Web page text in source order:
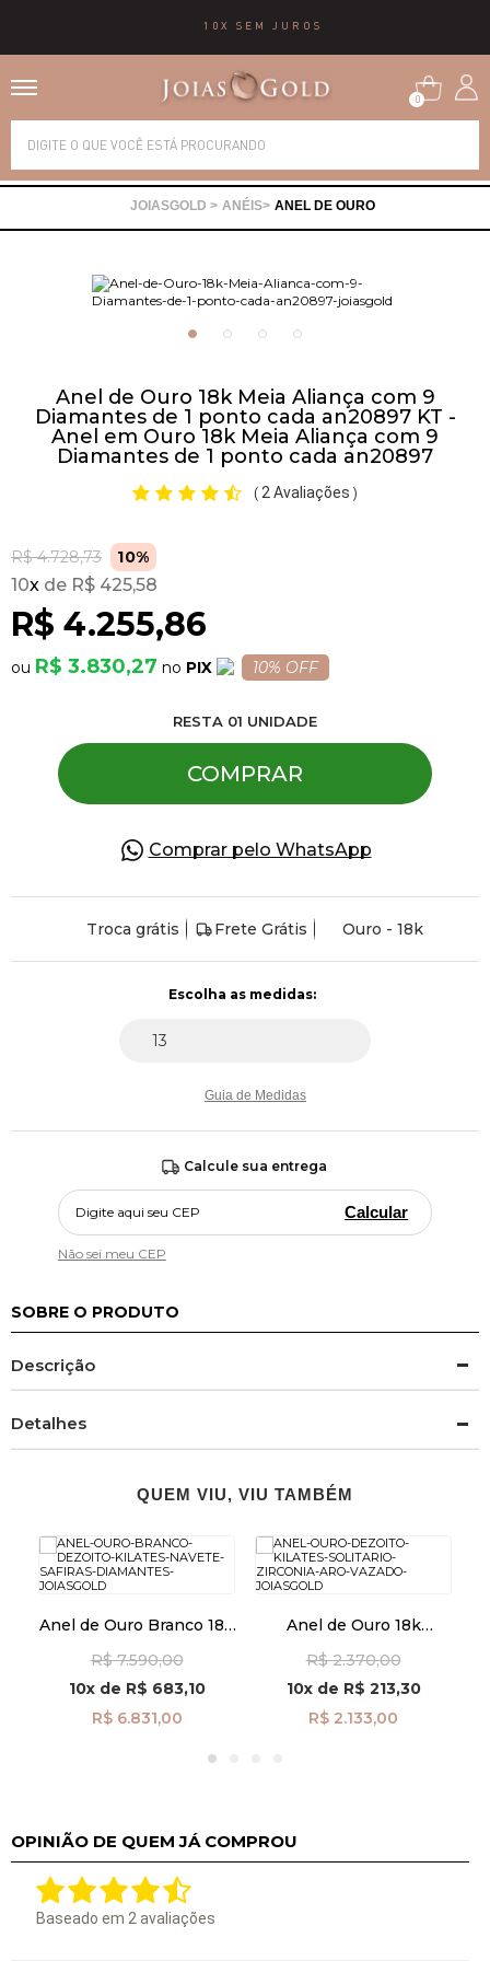
10X SEM JUROS
0
ANÉIS ANEL DE OURO
Anel de Ouro 18k Meia Aliança com 9
Diamantes de 1 ponto cada an20897 KT -
Anel em Ouro 18k Meia Aliança com 9
Diamantes de 1 ponto cada an20897
( 2 Avaliações )
R$ 4.728,73 10%
R$ 4.255,86
10x R$ 425,58
R$ 3.830,27 PIX 10% OFF
RESTA 01 UNIDADE
COMPRAR
Comprar pelo WhatsApp
Troca grátis Frete Grátis Ouro - 18k
Guia de Medidas
Calcule sua entrega
Calcular
Não sei meu CEP
SOBRE O PRODUTO
Descrição
Detalhes
QUEM VIU, VIU TAMBÉM
Anel de Ouro Branco 18k
Diamantes an30847
R$ 7.590,00
10xde R$ 683,10
R$ 6.831,00
Anel de Ouro 18k
Aro Vazado an41962
R$ 2.370,00
10xde R$ 213,30
R$ 2.133,00
OPINIÃO DE QUEM JÁ COMPROU
Baseado em 2avaliações
Alianças
Brincos
Gargantilhas
Pingentes
Pulseiras
Piercing
Presente